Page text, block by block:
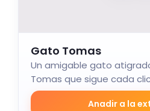
Gato Tomas
Un amigable gato
Tomas que sigue cada
Anadir a la